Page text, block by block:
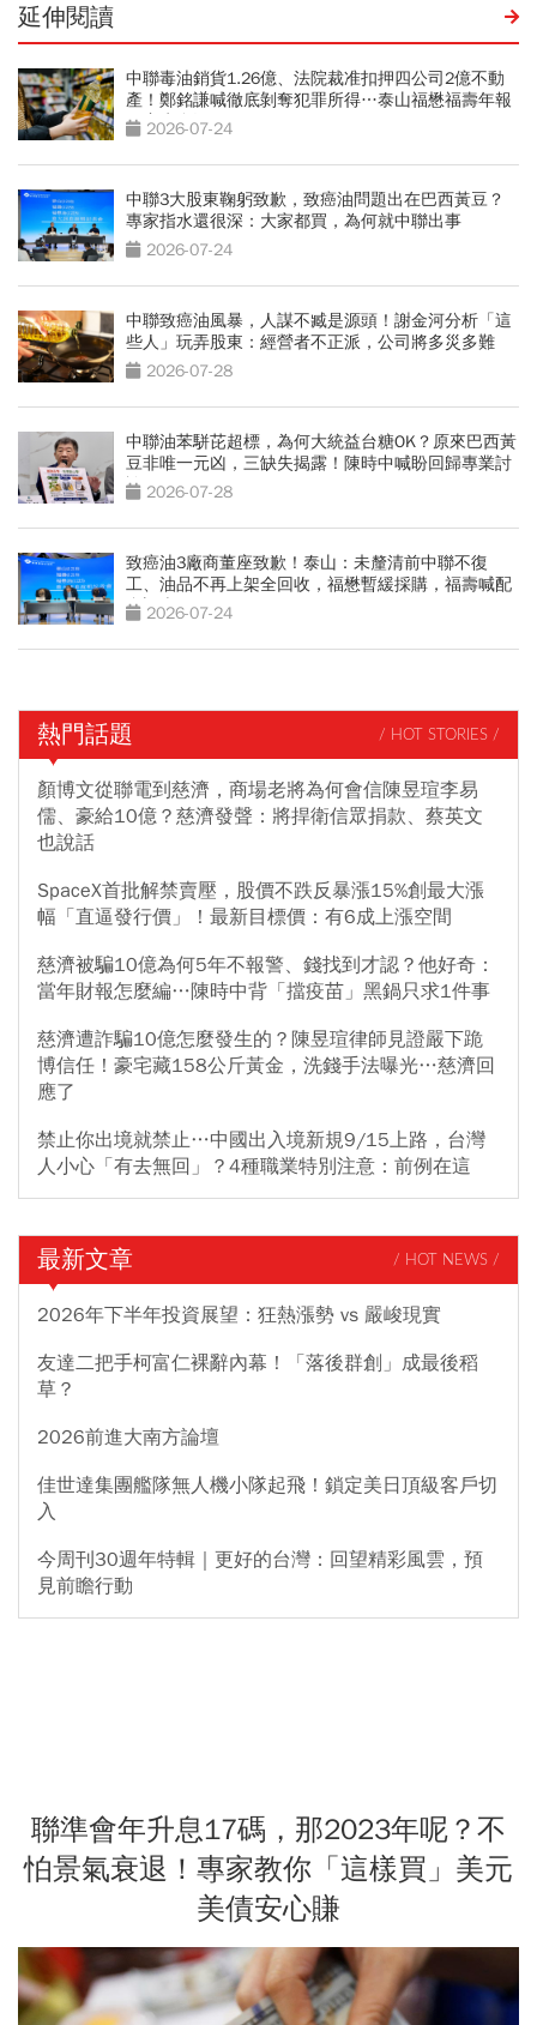
延伸閱讀
中聯毒油銷貨1.26億、法院裁准扣押四公司2億不動
產！鄭銘謙喊徹底剝奪犯罪所得…泰山福懋福壽年報
一窺水多深
2026-07-24
中聯3大股東鞠躬致歉，致癌油問題出在巴西黃豆？
專家指水還很深：大家都買，為何就中聯出事
2026-07-24
中聯致癌油風暴，人謀不臧是源頭！謝金河分析「這
些人」玩弄股東：經營者不正派，公司將多災多難
2026-07-28
中聯油苯駢芘超標，為何大統益台糖OK？原來巴西黃
豆非唯一元凶，三缺失揭露！陳時中喊盼回歸專業討
論 2026-07-28
致癌油3廠商董座致歉！泰山：未釐清前中聯不復
工、油品不再上架全回收，福懋暫緩採購，福壽喊配
合調查
2026-07-24
熱門話題 / HOT STORIES /
顏博文從聯電到慈濟，商場老將為何會信陳昱瑄李易
儒、豪給10億？慈濟發聲：將捍衛信眾捐款、蔡英文
也說話
SpaceX首批解禁賣壓，股價不跌反暴漲15%創最大漲
幅「直逼發行價」！最新目標價：有6成上漲空間
慈濟被騙10億為何5年不報警、錢找到才認？他好奇：
當年財報怎麼編…陳時中背「擋疫苗」黑鍋只求1件事
慈濟遭詐騙10億怎麼發生的？陳昱瑄律師見證嚴下跪
博信任！豪宅藏158公斤黃金，洗錢手法曝光…慈濟回
應了
禁止你出境就禁止…中國出入境新規9/15上路，台灣
人小心「有去無回」？4種職業特別注意：前例在這
最新文章 / HOT NEWS /
2026年下半年投資展望：狂熱漲勢 vs 嚴峻現實
友達二把手柯富仁裸辭內幕！「落後群創」成最後稻
草？
2026前進大南方論壇
佳世達集團艦隊無人機小隊起飛！鎖定美日頂級客戶切
入
今周刊30週年特輯｜更好的台灣：回望精彩風雲，預
見前瞻行動
聯準會年升息17碼，那2023年呢？不
怕景氣衰退！專家教你「這樣買」美元
美債安心賺